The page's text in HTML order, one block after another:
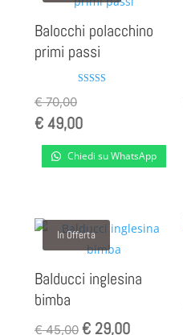
Balocchi polacchino
primi passi
€70,00
€49,00
Chiedi su WhatsApp
In Offerta
Balducci inglesina
bimba
€45,00 Il
€29,00Il